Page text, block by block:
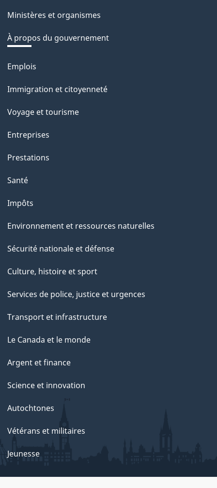
r
é
t
r
a
c
i
o
s
u
c
e
t
e
a
g
Ministères et organismes
À propos du gouvernement
Thèmes
sujets
Emplois
Immigration et citoyenneté
Voyage et tourisme
Entreprises
Prestations
Santé
Impôts
Environnement et ressources naturelles
Sécurité nationale et défense
Culture, histoire et sport
Services de police, justice et urgences
Transport et infrastructure
Le Canada et le monde
Argent et finance
Science et innovation
Autochtones
Vétérans et militaires
Jeunesse